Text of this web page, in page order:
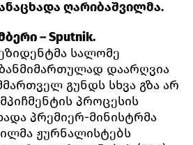
ღარიბაშვილმა.
– Sputnik.
სალომე
დაარღვია
გუნდს სხვა გზა არ
პროცესის
პრემიერ-მინისტრმა
ჟურნალისტებს